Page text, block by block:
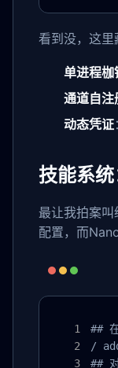
看到没，这里
单进程枷
通道自注
动态凭证
技能系
最让我拍案
配置，而
##
/
##